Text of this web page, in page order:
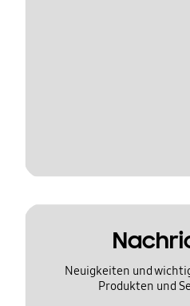
Neuigkeiten und
Produkten und